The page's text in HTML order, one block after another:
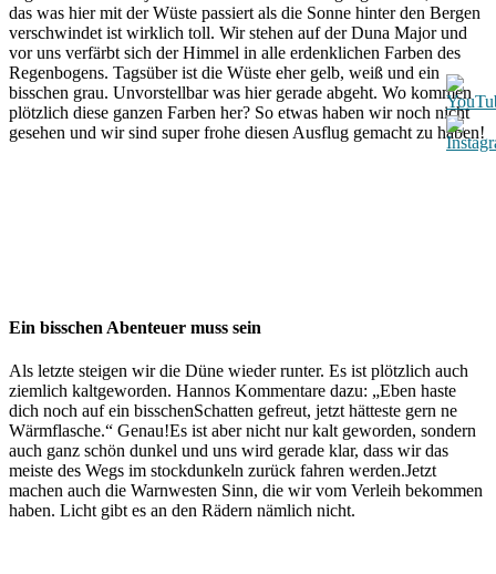
das was hier mit der Wüste passiert als die Sonne hinter den Bergen
verschwindet ist wirklich toll. Wir stehen auf der Duna Major und
vor uns verfärbt sich der Himmel in alle erdenklichen Farben des
Regenbogens. Tagsüber ist die Wüste eher gelb, weiß und ein
bisschen grau. Unvorstellbar was hier gerade abgeht. Wo kommen
plötzlich diese ganzen Farben her? So etwas haben wir noch nicht
gesehen und wir sind super frohe diesen Ausflug gemacht zu haben!
Ein bisschen Abenteuer muss sein
Als letzte steigen wir die Düne wieder runter. Es ist plötzlich auch
ziemlich kaltgeworden. Hannos Kommentare dazu: „Eben haste
dich noch auf ein bisschenSchatten gefreut, jetzt hätteste gern ne
Wärmflasche.“ Genau!Es ist aber nicht nur kalt geworden, sondern
auch ganz schön dunkel und uns wird gerade klar, dass wir das
meiste des Wegs im stockdunkeln zurück fahren werden.Jetzt
machen auch die Warnwesten Sinn, die wir vom Verleih bekommen
haben. Licht gibt es an den Rädern nämlich nicht.